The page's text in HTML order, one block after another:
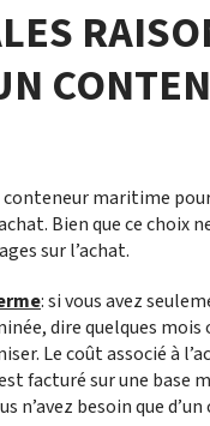
conteneur maritime
Bien que ce choix
sur l’achat.
: si vous avez
dire quelques
Le coût associé à
facturé sur une base
n’avez besoin que